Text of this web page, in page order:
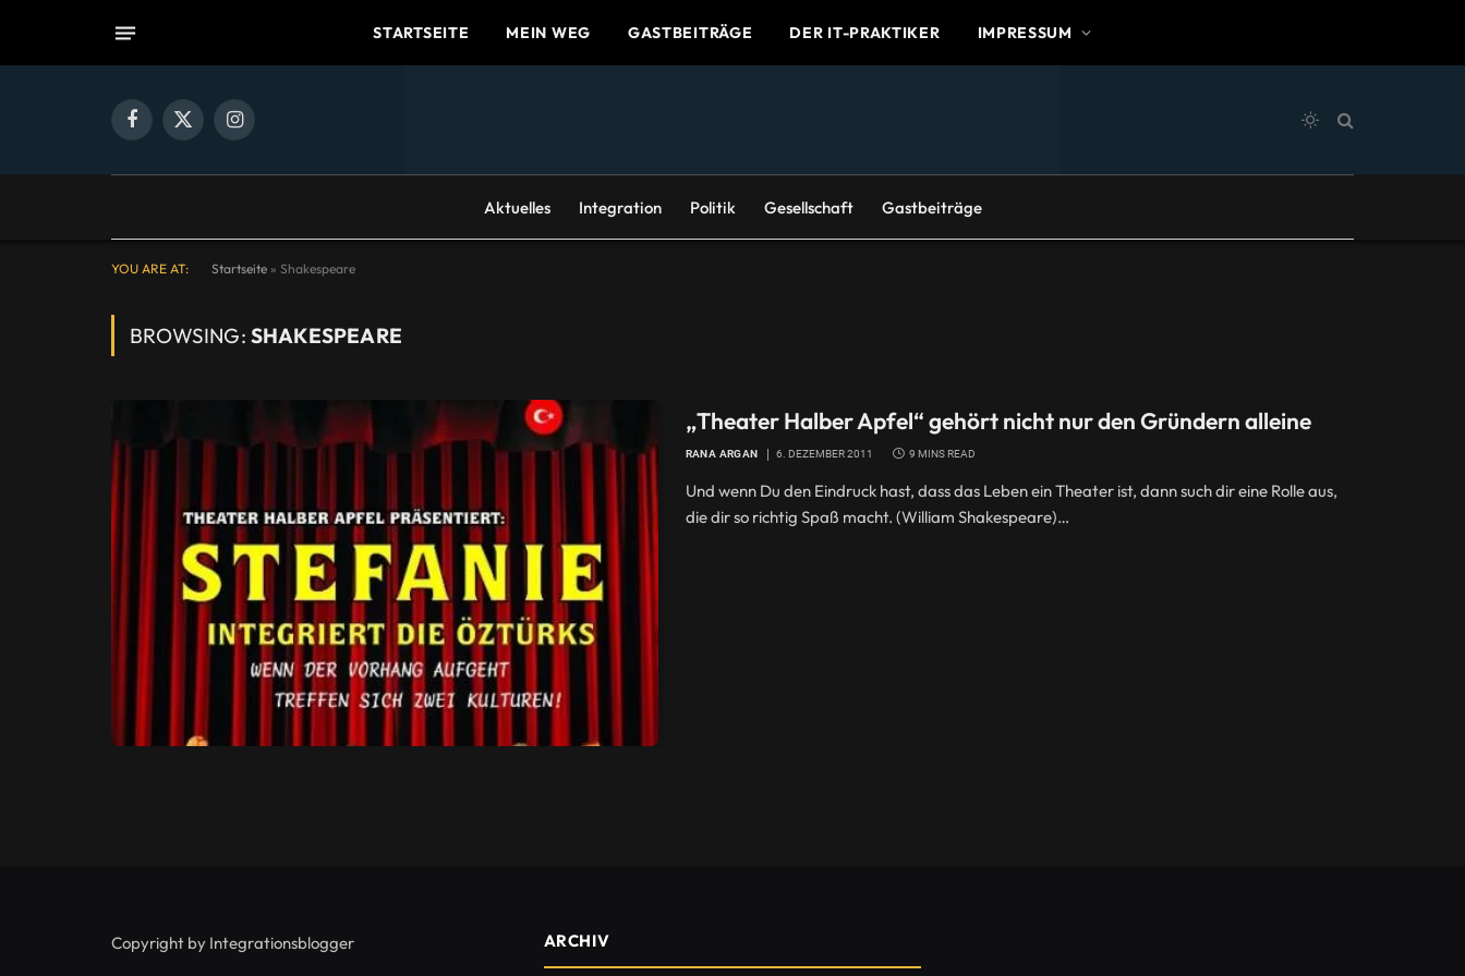
STARTSEITE MEIN WEG GASTBEITRÄGE DER IT-PRAKTIKER IMPRESSUM
Facebook
X
Instagram
Aktuelles Integration Politik Gesellschaft Gastbeiträge
YOU ARE AT: Startseite » Shakespeare
BROWSING: SHAKESPEARE
„Theater Halber Apfel“ gehört nicht nur den Gründern alleine
RANA ARGAN 6. DEZEMBER 2011 9 MINS READ
Und wenn Du den Eindruck hast, dass das Leben ein Theater ist, dann such dir eine Rolle aus,
die dir so richtig Spaß macht. (William Shakespeare)…
Copyright by Integrationsblogger ARCHIV